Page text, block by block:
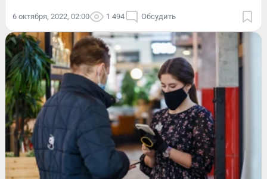
6 октября, 2022, 02:00 1 494 Обсудить